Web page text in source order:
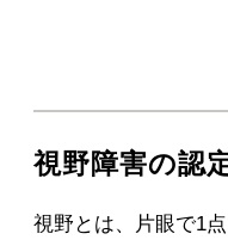
視野障害の認
視野とは、片眼で1